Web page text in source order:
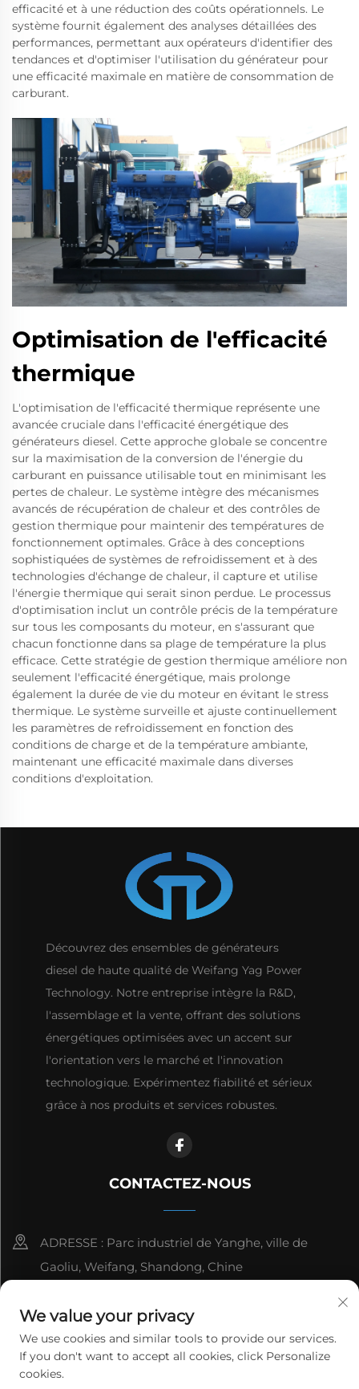
efficacité et à une réduction des coûts opérationnels. Le
système fournit également des analyses détaillées des
performances, permettant aux opérateurs d'identifier des
tendances et d'optimiser l'utilisation du générateur pour
une efficacité maximale en matière de consommation de
carburant.
Optimisation de l'efficacité
thermique
L'optimisation de l'efficacité thermique représente une
avancée cruciale dans l'efficacité énergétique des
générateurs diesel. Cette approche globale se concentre
sur la maximisation de la conversion de l'énergie du
carburant en puissance utilisable tout en minimisant les
pertes de chaleur. Le système intègre des mécanismes
avancés de récupération de chaleur et des contrôles de
gestion thermique pour maintenir des températures de
fonctionnement optimales. Grâce à des conceptions
sophistiquées de systèmes de refroidissement et à des
technologies d'échange de chaleur, il capture et utilise
l'énergie thermique qui serait sinon perdue. Le processus
d'optimisation inclut un contrôle précis de la température
sur tous les composants du moteur, en s'assurant que
chacun fonctionne dans sa plage de température la plus
efficace. Cette stratégie de gestion thermique améliore non
seulement l'efficacité énergétique, mais prolonge
également la durée de vie du moteur en évitant le stress
thermique. Le système surveille et ajuste continuellement
les paramètres de refroidissement en fonction des
conditions de charge et de la température ambiante,
maintenant une efficacité maximale dans diverses
conditions d'exploitation.
Découvrez des ensembles de générateurs
diesel de haute qualité de Weifang Yag Power
Technology. Notre entreprise intègre la R&D,
l'assemblage et la vente, offrant des solutions
énergétiques optimisées avec un accent sur
l'orientation vers le marché et l'innovation
technologique. Expérimentez fiabilité et sérieux
grâce à nos produits et services robustes.
CONTACTEZ-NOUS
ADRESSE : Parc industriel de Yanghe, ville de
Gaoliu, Weifang, Shandong, Chine
[email protected]
We value your privacy
We use cookies and similar tools to provide our services.
If you don't want to accept all cookies, click Personalize
cookies.